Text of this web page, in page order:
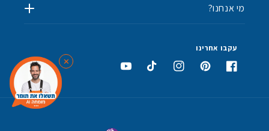
מי אנחנו?
עקבו אחרינו
פייסבוק פינטרסט אינסטגרם טיקטוק יוטיוב
✕